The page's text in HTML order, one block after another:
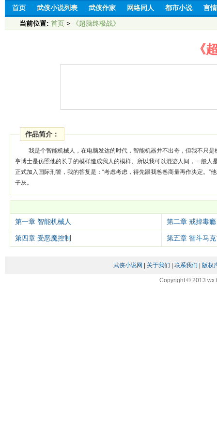
首页 武侠小说列表 武侠作家 网络同人 都市小说 言
当前位置: 首页 > 《超脑终极战》
《
作品简介：
我是个智能机械人，在电脑发达的时代，智能机器并不出奇，但我不只
亨博士是仿照他的长子的模样造成我人的模样、所以我可以混迹人间，一般
正式加入国际刑警，我的答复是：“考虑考虑，得先跟我爸爸商量再作决定。
子灰。
第一章 智能机械人 第二章 戒掉毒瘾
第四章 受恶魔控制 第五章 智斗马
武侠小说网 关于我们 联系我们 版权
Copyright © 2013